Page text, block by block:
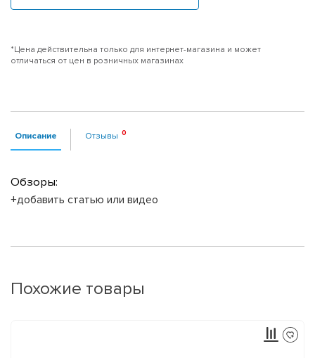
*Цена действительна только для интернет-магазина и может
отличаться от цен в розничных магазинах
Описание Отзывы
Обзоры:
+добавить статью или видео
Похожие товары